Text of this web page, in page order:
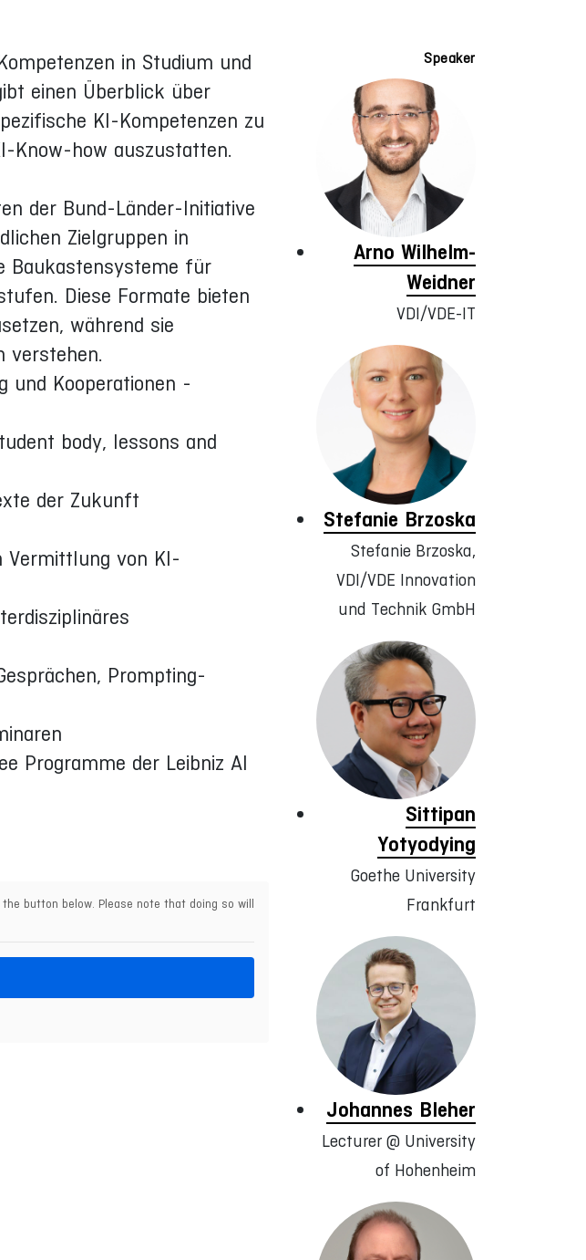
in Studium und
einen Überblick über
KI-Kompetenzen zu
Know-how auszustatten.
der Bund-Länder-Initiative
Zielgruppen in
Baukastensysteme für
Diese Formate bieten
während sie
verstehen.
und Kooperationen -
body, lessons and
der Zukunft
Vermittlung von KI-
Prompting-
Programme der Leibniz AI
button below. Please note that doing so will
Speaker
Arno Wilhelm-
Weidner
VDI/VDE-IT
Stefanie Brzoska
Stefanie Brzoska,
VDI/VDE Innovation
und Technik GmbH
Sittipan
Yotyodying
Goethe University
Frankfurt
Johannes Bleher
Lecturer @ University
of Hohenheim